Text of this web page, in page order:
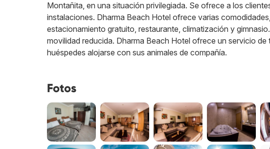
Montañita, en una situación privilegiada. Se ofrece a los
instalaciones. Dharma Beach Hotel ofrece varias
estacionamiento gratuito, restaurante, climatización y
movilidad reducida. Dharma Beach Hotel ofrece un servicio
huéspedes alojarse con sus animales de compañía.
Fotos